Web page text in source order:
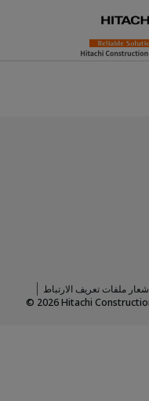
ملفات تعريف الارتباط
© 2026Hitachi